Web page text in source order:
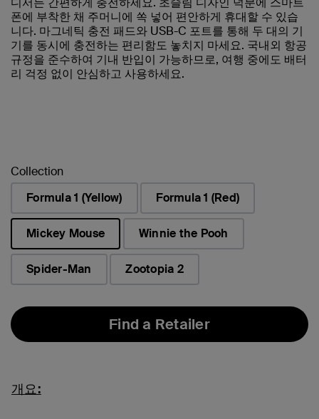
폰에 부착한 채 주머니에 쏙 넣어 편안하게 휴대할 수 있습
니다. 마그네틱 충전 패드와 USB-C 포트를 통해 두 대의 기
기를 동시에 충전하는 편리함도 놓치지 마세요. 국내외 항공
규정을 준수하여 기내 반입이 가능하므로, 여행 중에도 배터
리 걱정 없이 안심하고 사용하세요.
Collection
Formula 1 (Yellow)
Formula 1 (Red)
Mickey Mouse
선택됨
Winnie the Pooh
Spider-Man Zootopia 2
Find a Retailer
개요: